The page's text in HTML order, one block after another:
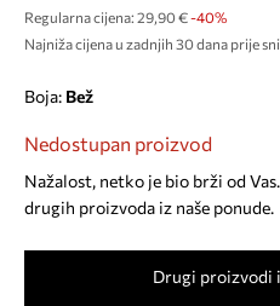
Regularna cijena: 29,90 €-40%
Najniža cijena u zadnjih 30 dana prije
Boja: bež
Nedostupan proizvod
Nažalost, netko je bio brži od
drugih proizvoda iz naše ponude.
Drugi proizvodi